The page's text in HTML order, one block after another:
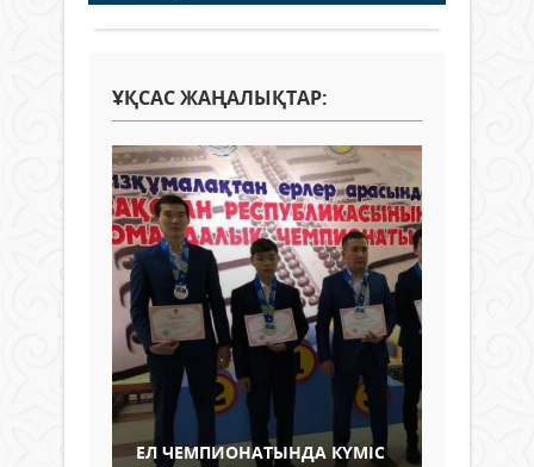
ҰҚСАС ЖАҢАЛЫҚТАР:
ЕЛ ЧЕМПИОНАТЫНДА КҮМІС